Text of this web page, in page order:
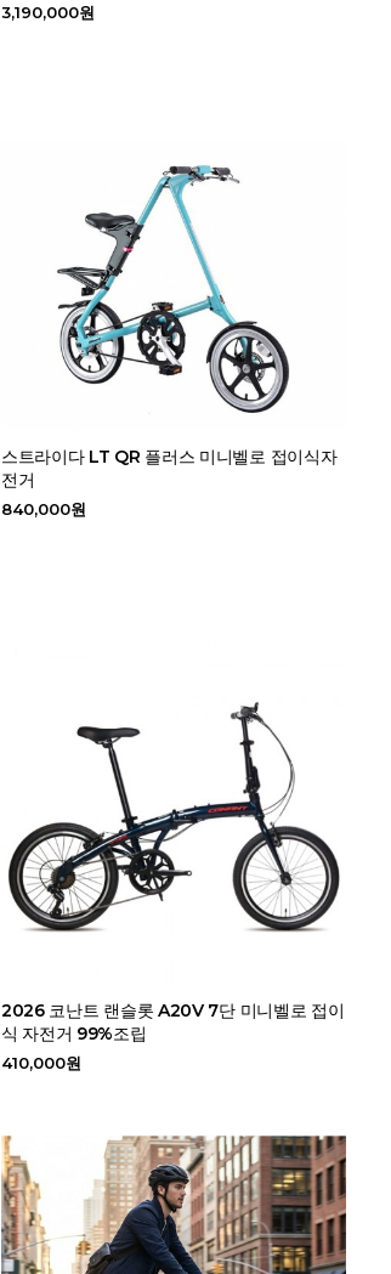
3,190,000원
스트라이다 LT QR 플러스 미니벨로 접이식자
전거
840,000원
2026 코난트 랜슬롯 A20V 7단 미니벨로 접이
식 자전거 99%조립
410,000원